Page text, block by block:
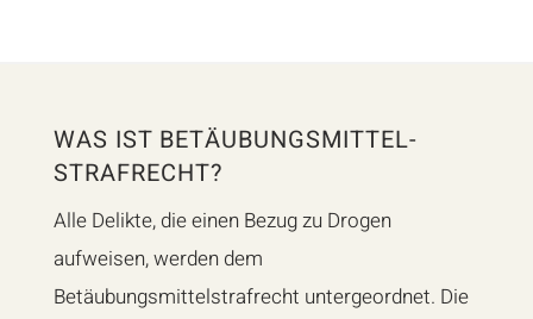
WAS IST BETÄUBUNGSMITTEL-
STRAFRECHT?
Alle Delikte, die einen Bezug zu Drogen
aufweisen, werden dem
Betäubungsmittelstrafrecht untergeordnet. Die